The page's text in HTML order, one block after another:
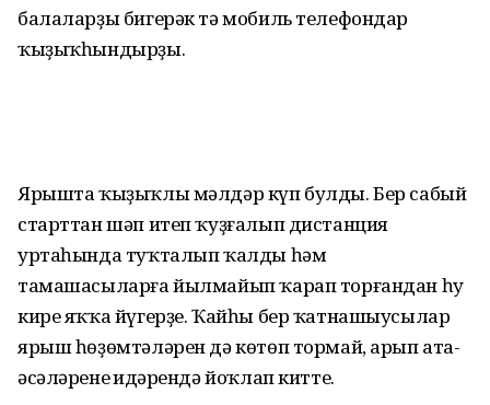
балаларҙы бигерәк тә мобиль телефондар
ҡыҙыҡһындырҙы.
Ярышта ҡыҙыҡлы мәлдәр күп булды. Бер сабый
старттан шәп итеп ҡуҙғалып дистанция
уртаһында туҡталып ҡалды һәм
тамашасыларға йылмайып ҡарап торғандан һуң
кире яҡҡа йүгерҙе. Ҡайһы бер ҡатнашыусылар
ярыш һөҙөмтәләрен дә көтөп тормай, арып ата-
әсәләренең иңдәрендә йоҡлап китте.